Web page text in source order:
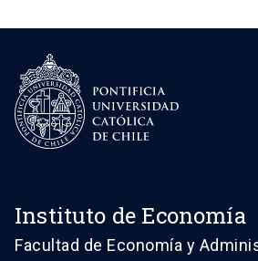
Instituto de Economía
Facultad de Economía y